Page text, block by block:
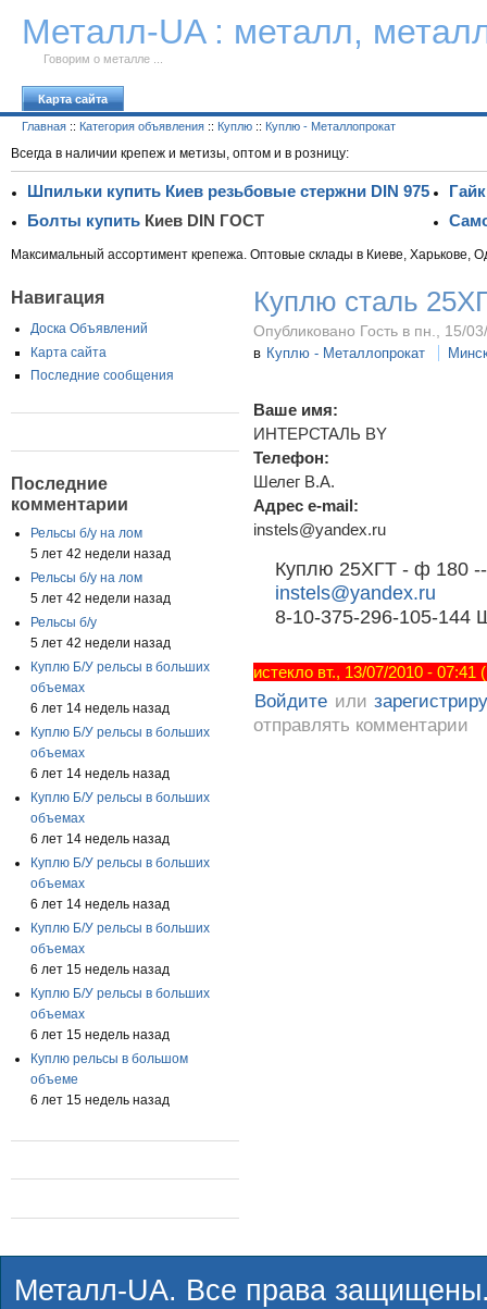
Металл-UA : металл,
Говорим о металле ...
Карта сайта
Главная :: Категория объявления :: Куплю :: Куплю - Металлопрокат
Всегда в наличии крепеж и метизы, оптом и в розницу:
Шпильки купить Киев резьбовые стержни DIN 975
Болты купитьКиев DIN ГОСТ
Максимальный ассортимент крепежа. Оптовые склады в Киеве, Харькове,
Навигация
Доска Объявлений
Карта сайта
Последние сообщения
Последние
комментарии
Рельсы б/у на лом
5 лет 42 недели назад
Рельсы б/у на лом
5 лет 42 недели назад
Рельсы б/у
5 лет 42 недели назад
Куплю Б/У рельсы в больших
объемах
6 лет 14 недель назад
Куплю Б/У рельсы в больших
объемах
6 лет 14 недель назад
Куплю Б/У рельсы в больших
объемах
6 лет 14 недель назад
Куплю Б/У рельсы в больших
объемах
6 лет 14 недель назад
Куплю Б/У рельсы в больших
объемах
6 лет 15 недель назад
Куплю Б/У рельсы в больших
объемах
6 лет 15 недель назад
Куплю рельсы в большом
объеме
6 лет 15 недель назад
Куплю сталь
Опубликовано Гость в пн., 15/
в Куплю - Металлопрокат
Ваше имя:
ИНТЕРСТАЛЬ BY
Телефон:
Шелег В.А.
Адрес e-mail:
instels@yandex.ru
Куплю 25ХГТ - ф 180
instels@yandex.ru
8-10-375-296-105-144
истекло вт., 13/07/2010 -
Войдите или
отправлять комментарии
Металл-UA. Все права